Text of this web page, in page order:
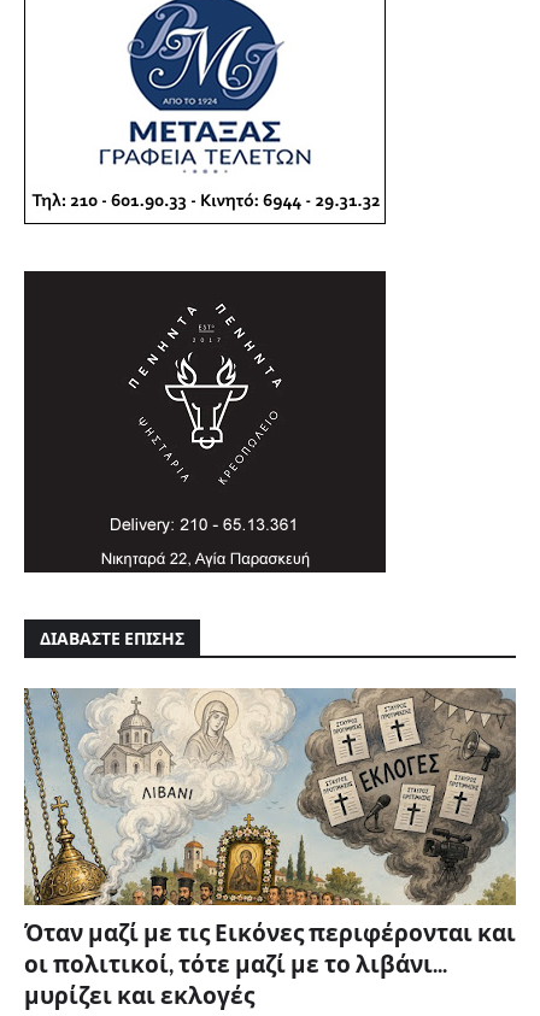
ΔΙΑΒΑΣΤΕ ΕΠΙΣΗΣ
Όταν μαζί με τις Εικόνες περιφέρονται και
οι πολιτικοί, τότε μαζί με το λιβάνι...
μυρίζει και εκλογές